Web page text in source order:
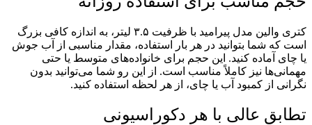
کتری والین مدل پیرامید با ظرفیت ۳.۵ لیتر، به اندازه کافی بزرگ
است که شما بتوانید در هر بار استفاده، مقدار مناسبی از آب جوش
یا چای آماده کنید. این حجم برای خانواده‌های متوسط یا حتی
مهمانی‌ها نیز کاملاً مناسب است. از این رو شما می‌توانید بدون
نگرانی از کمبود آب یا چای، از هر لحظه استفاده کنید.
تطابق عالی با هر دکوراسیونی